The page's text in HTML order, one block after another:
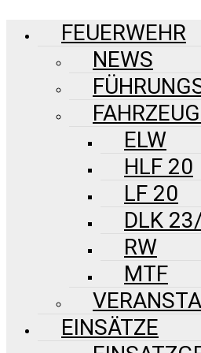
FEUERWEHR
NEWS
ELW
HLF 20
LF 20
DLK
RW
MTF
EINSÄTZE